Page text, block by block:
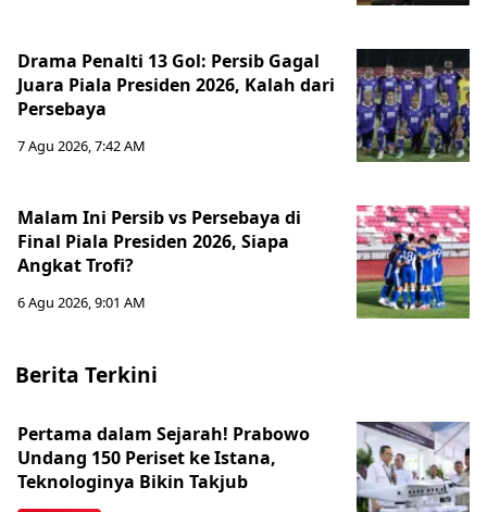
Drama Penalti 13 Gol: Persib Gagal
Juara Piala Presiden 2026, Kalah dari
Persebaya
7 Agu 2026, 7:42 AM
Malam Ini Persib vs Persebaya di
Final Piala Presiden 2026, Siapa
Angkat Trofi?
6 Agu 2026, 9:01 AM
Berita Terkini
Pertama dalam Sejarah! Prabowo
Undang 150 Periset ke Istana,
Teknologinya Bikin Takjub